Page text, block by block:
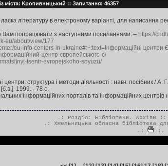
міста: Кропивницький :: Запитання: 46357
ласка літературу в електроному варіанті, для написання
Вам попрацювати з наступними посиланнями: – https://
eu/about/view/177
eu-info-centers-in-ukraine#:~:text=Інформаційні центри
центр-європейського-с/
tsentr-evropejskoho-soyuzu/
центри: структура і методи діяльності : навч. посібник /
1999. - 78 с.
інформаційних порталів та інформаційних центрів
.: Розділ: Бібліотеки. Архіви ::
.: Хмельницька обласна бібліотека
.:
:.